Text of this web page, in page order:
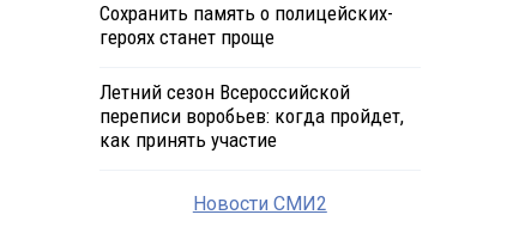
Сохранить память о полицейских-
героях станет проще
Летний сезон Всероссийской
переписи воробьев: когда пройдет,
как принять участие
Новости СМИ2